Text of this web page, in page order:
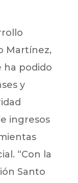
Martínez,
ha podido
y
ingresos
“Con la
Santo